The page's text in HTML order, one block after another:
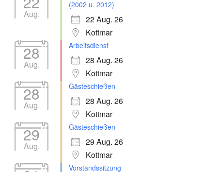
Aug.
(2002 u. 2012)
22 Aug. 26
Kottmar
28
Aug.
Arbeitsdienst
28 Aug. 26
Kottmar
28
Aug.
Gästeschießen
28 Aug. 26
Kottmar
29
Aug.
Gästeschießen
29 Aug. 26
Kottmar
Vorstandssitzung